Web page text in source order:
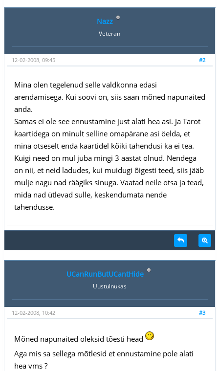
Nazz
Veteran
#2
12-02-2008, 09:45
Mina olen tegelenud selle valdkonna edasi
arendamisega. Kui soovi on, siis saan mõned näpunäited
anda.
Samas ei ole see ennustamine just alati hea asi. Ja Tarot
kaartidega on minult selline omapärane asi öelda, et
mina otseselt enda kaartidel kõiki tähendusi ka ei tea.
Kuigi need on mul juba mingi 3 aastat olnud. Nendega
on nii, et neid ladudes, kui muidugi õigesti teed, siis jääb
mulje nagu nad räägiks sinuga. Vaatad neile otsa ja tead,
mida nad ütlevad sulle, keskendumata nende
tähendusse.
UCanRunButUCantHide
Uustulnukas
#3
12-02-2008, 10:42
Mõned näpunäited oleksid tõesti head
Aga mis sa sellega mõtlesid et ennustamine pole alati
hea vms ?